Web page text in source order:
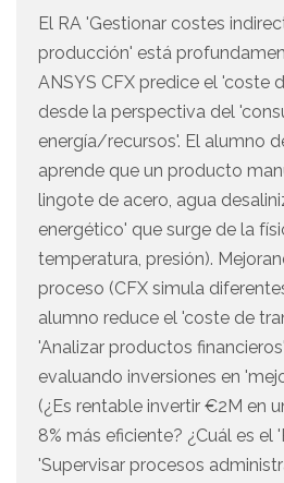
El RA 'Gestionar costes
producción' está
ANSYS CFX predice el 'coste
desde la perspectiva del
energía/recursos'. El alumno
aprende que un producto
lingote de acero, agua
energético' que surge de la
temperatura, presión).
proceso (CFX simula
alumno reduce el 'coste de
'Analizar productos
evaluando inversiones en
(¿Es rentable invertir €2M en
8% más eficiente? ¿Cuál es el
'Supervisar procesos